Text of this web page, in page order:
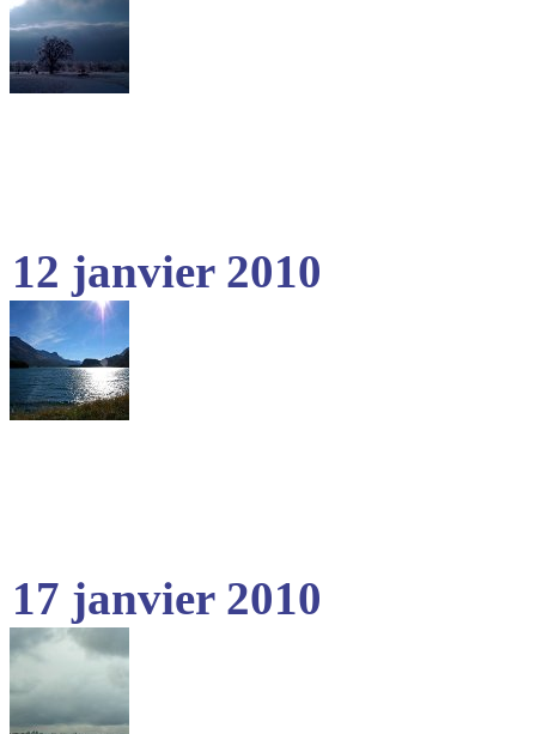
12 janvier 2010
17 janvier 2010